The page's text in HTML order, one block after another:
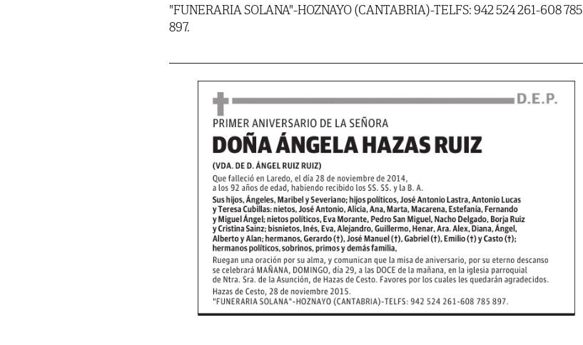
"FUNERARIA SOLANA"-HOZNAYO (CANTABRIA)-TELFS: 942 524 261-608 785
897.